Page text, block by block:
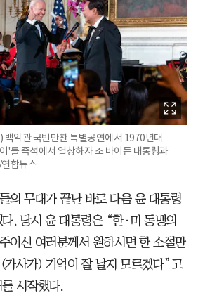
악관 국빈만찬 특별공연에서 1970년대
'를 즉석에서 열창하자 조 바이든 대통령과
합뉴스
의 무대가 끝난 바로 다음 윤 대통령
. 당시 윤 대통령은 “한·미 동맹의
이신 여러분께서 원하시면 한 소절만
사가) 기억이 잘 날지 모르겠다”고
시작했다.